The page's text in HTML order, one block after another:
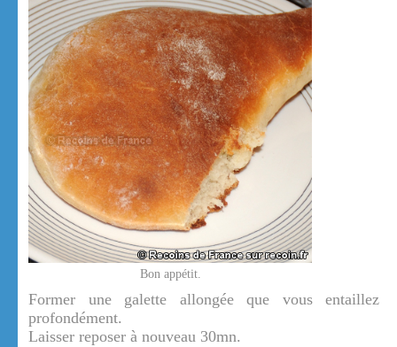
Bon appétit.
Former une galette allongée que vous entaillez
profondément.
Laisser reposer à nouveau 30mn.